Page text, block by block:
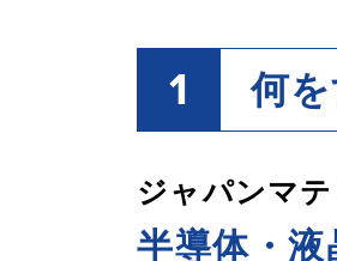
1 何
ジャパンマテ
半導体・